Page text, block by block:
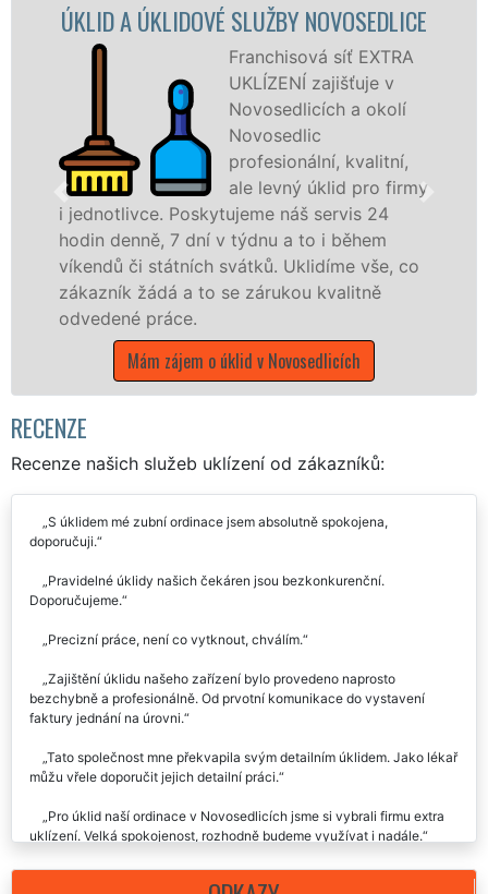
SLUŽBY NOVOSEDLICE
Franchisová síť EXTRA
UKLÍZENÍ zajišťuje v
Novosedlicích a okolí
Novosedlic
profesionální, kvalitní,
ale levný úklid pro firmy
náš servis 24
v týdnu a to i během
svátků. Uklidíme vše, co
to se zárukou kvalitně
o úklid v Novosedlicích
ÚKLIDOVÁ
nabízíme pro
státní podniky,
Ústeckém kraji s
Mám zájem o
RECENZE
Recenze našich služeb uklízení od zákazníků:
S úklidem mé zubní ordinace jsem absolutně spokojena,
doporučuji.
Pravidelné úklidy našich čekáren jsou bezkonkurenční.
Doporučujeme.
Precizní práce, není co vytknout, chválím.
Zajištění úklidu našeho zařízení bylo provedeno naprosto
bezchybně a profesionálně. Od prvotní komunikace do vystavení
faktury jednání na úrovni.
Tato společnost mne překvapila svým detailním úklidem. Jako lékař
můžu vřele doporučit jejich detailní práci.
Pro úklid naší ordinace v Novosedlicích jsme si vybrali firmu extra
uklízení. Velká spokojenost, rozhodně budeme využívat i nadále.